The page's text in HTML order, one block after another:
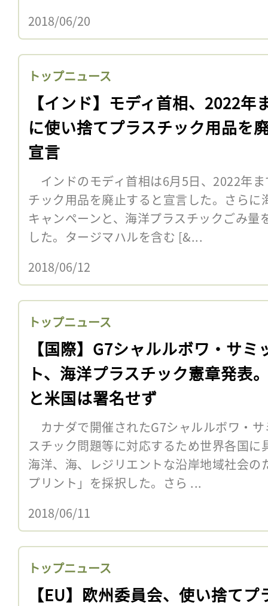
2018/06/20
トップニュース
【インド】モディ首相、2022年
に使い捨てプラスチック用品を
宣言
インドのモディ首相は6月5日、2022年
チック用品を廃止すると宣言した。さら
キャンペーンと、海洋プラスチックごみ量
した。タージマハルを含む [&...
2018/06/12
トップニュース
【国際】G7シャルルボワ・サミ
ト、海洋プラスチック憲章発表
と米国は署名せず
カナダで開催されたG7シャルルボワ・
スチック問題等に対応するため世界各国
海洋、海、レジリエントな沿岸地域社会
プリント」を採択した。さら ...
2018/06/11
トップニュース
【EU】欧州委員会、使い捨てプ